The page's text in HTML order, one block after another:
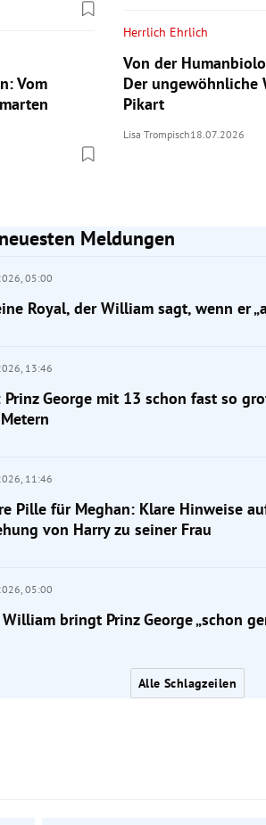
Vom
Herrlich Ehrlich
Von der
Der ungewöhnliche
Pikart
Lisa Trompisch18.07.2026
George mit 13 schon fast so groß wie
1,91 Metern
Meldungen
05:00
Royal, der William sagt, wenn er
13:46
Prinz George mit 13 schon fast so
11:46
Pille für Meghan: Klare Hinweise
von Harry zu seiner Frau
05:00
William bringt Prinz George „schon
Alle Schlagzeilen